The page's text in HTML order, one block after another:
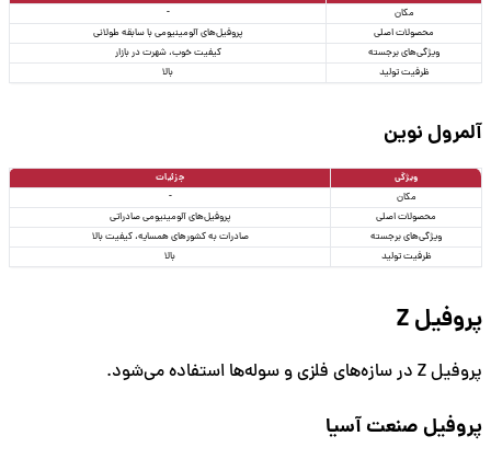
مکان
-
محصولات اصلی
پروفیل‌های آلومینیومی با سابقه طولانی
ویژگی‌های برجسته
کیفیت خوب، شهرت در بازار
ظرفیت تولید
بالا
آلمرول نوین
ویژگی
جزئیات
مکان
-
محصولات اصلی
پروفیل‌های آلومینیومی صادراتی
ویژگی‌های برجسته
صادرات به کشورهای همسایه، کیفیت بالا
ظرفیت تولید
بالا
پروفیل Z
پروفیل Z در سازه‌های فلزی و سوله‌ها استفاده می‌شود.
پروفیل صنعت آسیا